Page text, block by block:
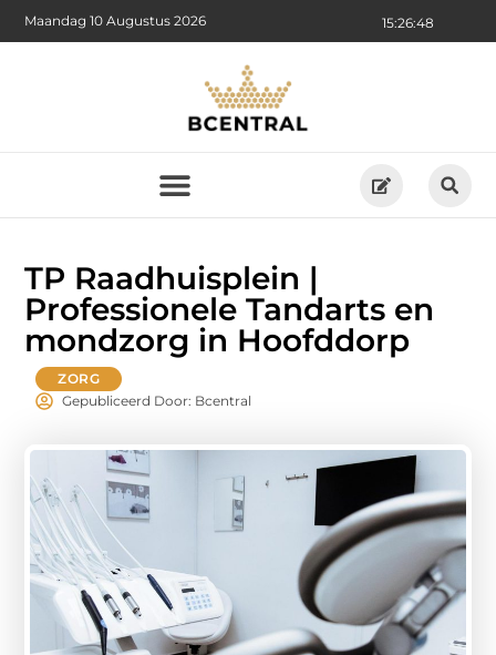
15:26:49
Maandag 10 Augustus 2026
TP Raadhuisplein |
Professionele Tandarts en
mondzorg in Hoofddorp
ZORG
Gepubliceerd Door: Bcentral